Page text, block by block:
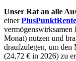
Unser Rat an alle
einer
Monat) nutzen und
draufzulegen, um
(24,72 € in 2026) zu